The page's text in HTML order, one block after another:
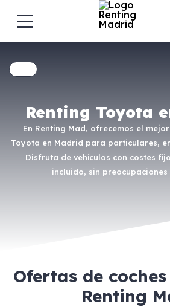
Renting Toyota
En Renting Mad, ofrecemos el
Toyota en Madrid para particulares,
Disfruta de vehículos con costes
incluido, sin
Ofertas de
Renting